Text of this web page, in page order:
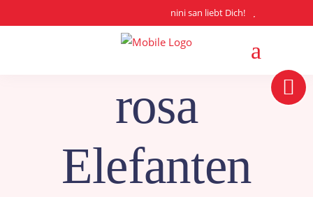
nini san liebt Dich!
rosa
Elefanten